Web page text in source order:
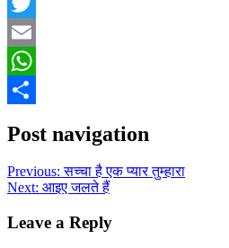
Twitter
Email
WhatsApp
Post navigation
Previous: सच्चा है एक प्यार तुम्हारा
Next: आइए जलते हैं
Leave a Reply